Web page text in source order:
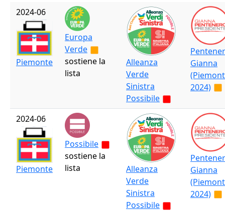
2024-06
Piemonte
Europa
Verde
sostiene la
lista
Alleanza
Verde
Sinistra
Possibile
Gianna
2024)
2024-06
Piemonte
Possibile
sostiene la
lista
Alleanza
Verde
Sinistra
Possibile
Gianna
2024)